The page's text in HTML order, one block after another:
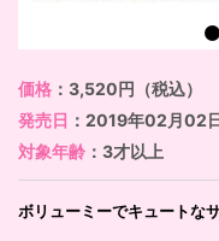
価格 ：3,520円（税込）
発売日 ：2019年02月02
対象年齢 ：3才以上
ボリューミーでキュートな